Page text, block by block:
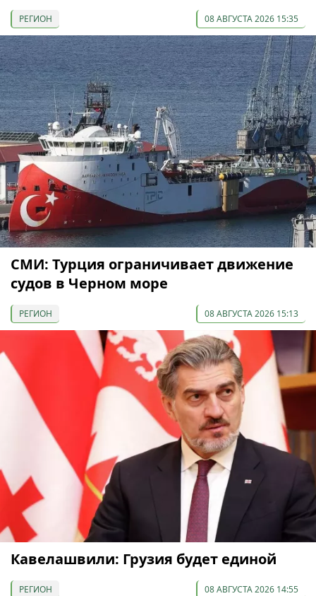
РЕГИОН 08 АВГУСТА 2026 15:35
СМИ: Турция ограничивает движение
судов в Черном море
РЕГИОН 08 АВГУСТА 2026 15:13
Кавелашвили: Грузия будет единой
РЕГИОН 08 АВГУСТА 2026 14:55